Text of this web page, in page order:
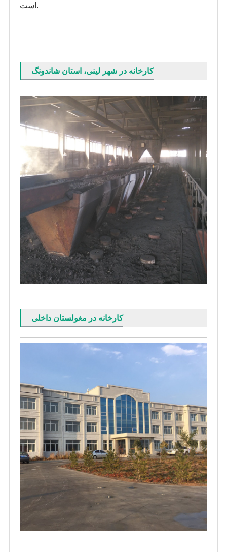
است.
کارخانه در شهر لینی، استان شاندونگ
کارخانه در مغولستان داخلی